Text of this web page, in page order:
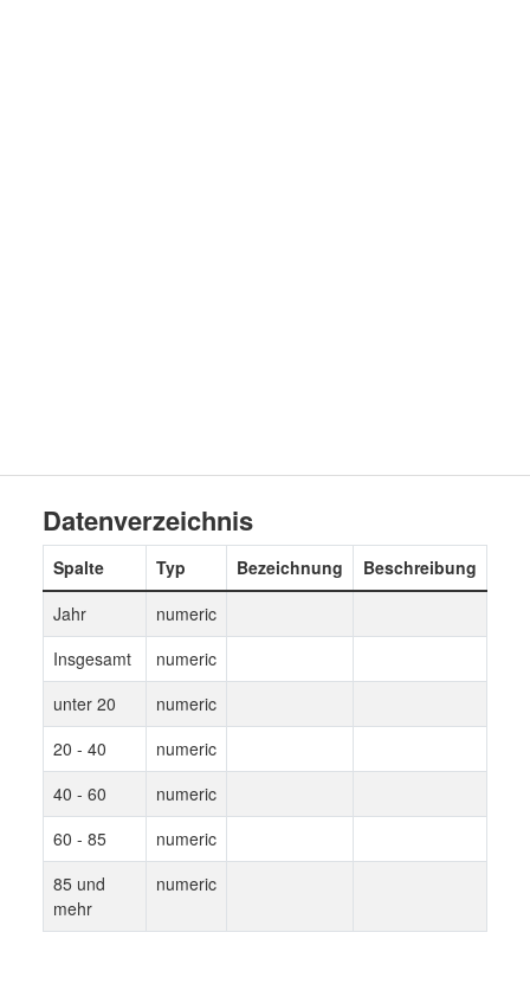
Datenverzeichnis
Spalte Typ Bezeichnung
Beschreibung
Jahr
numeric
Insgesamt
numeric
unter 20
numeric
20 - 40
numeric
40 - 60
numeric
60 - 85
numeric
85 und
mehr
numeric